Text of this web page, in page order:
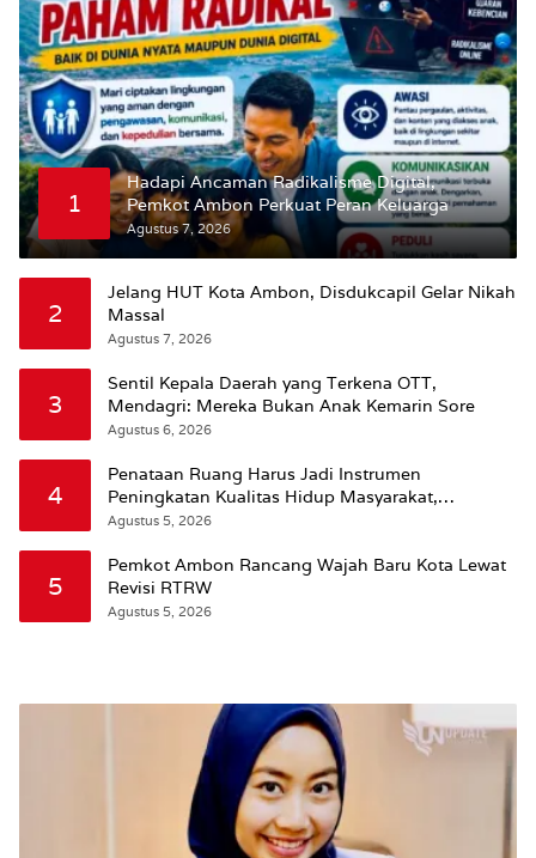
1
Hadapi Ancaman Radikalisme Digital,
Pemkot Ambon Perkuat Peran Keluarga
Agustus 7, 2026
2
Jelang HUT Kota Ambon, Disdukcapil Gelar Nikah
Massal
Agustus 7, 2026
3
Sentil Kepala Daerah yang Terkena OTT,
Mendagri: Mereka Bukan Anak Kemarin Sore
Agustus 6, 2026
4
Penataan Ruang Harus Jadi Instrumen
Peningkatan Kualitas Hidup Masyarakat,
Wattimena: Revisi RT-RW Ditetapkan Pemkot
Agustus 5, 2026
5
Pemkot Ambon Rancang Wajah Baru Kota Lewat
Revisi RTRW
Agustus 5, 2026